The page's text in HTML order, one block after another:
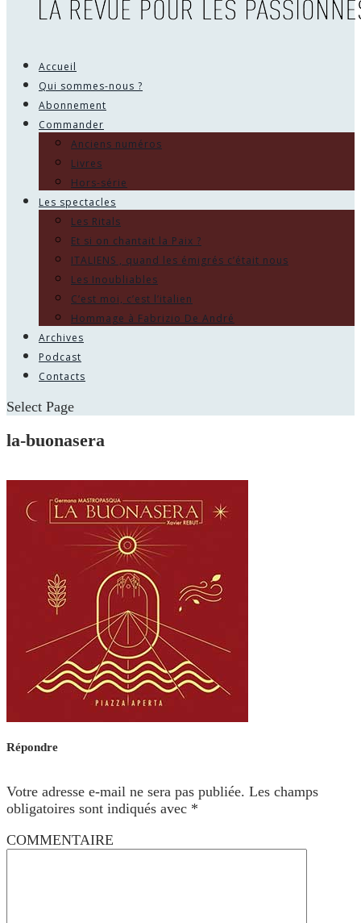
Accueil
Qui sommes-nous ?
Abonnement
Commander
Anciens numéros
Livres
Hors-série
Les spectacles
Les Ritals
Et si on chantait la Paix ?
ITALIENS , quand les émigrés c’était nous
Les Inoubliables
C’est moi, c’est l’italien
Hommage à Fabrizio De André
Archives
Podcast
Contacts
Select Page
la-buonasera
Répondre
Votre adresse e-mail ne sera pas publiée. Les champs
obligatoires sont indiqués avec *
COMMENTAIRE